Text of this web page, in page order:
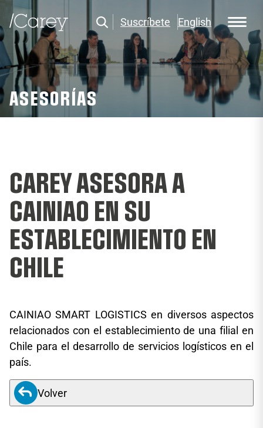
Suscríbete English
ASESORÍAS
CAREY ASESORA A
CAINIAO EN SU
ESTABLECIMIENTO EN
CHILE
CAINIAO SMART LOGISTICS en diversos aspectos
relacionados con el establecimiento de una filial en
Chile para el desarrollo de servicios logísticos en el
país.
Volver